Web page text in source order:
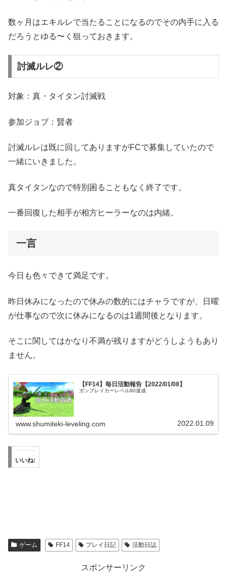
数ヶ月はエキルレで当たることになるのでその内手に入る
だろうとゆる〜く狙っておきます。
討滅ルレ②
対象：真・タイタン討滅戦
参加ジョブ：賢者
討滅ルレは既に回してありますがFCで募集していたので
一緒にいきました。
真タイタンなので特別困ることもなく終了です。
一番回復した相手が相方ヒーラーなのは内緒。
一言
今日も色々できて満足です。
昨日休みになったので休みの数的にはチャラですが、日曜
が仕事なので次に休みになるのは1週間後となります。
そこに関してはかなり不満が残りますがどうしようもあり
ません。
【FF14】毎日活動報告【2022/01/08】
ガンブレイカーレベル90達成
www.shumiteki-leveling.com 2022.01.09
いいね:
ゲーム FF14 プレイ日記 活動日誌
スポンサーリンク